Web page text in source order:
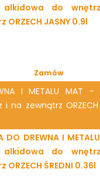
alkidowa do
ORZECH JASNY 0.9l
Zamów
I METALU MAT
na zewnątrz ORZECH
DO DREWNA I
alkidowa do
ORZECH ŚREDNI 0.36l